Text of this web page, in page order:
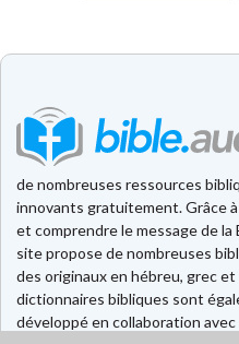
de nombreuses ressources
innovants gratuitement. Grâce
et comprendre le message de la
site propose de nombreuses
des originaux en hébreu, grec
dictionnaires bibliques sont
développé en collaboration